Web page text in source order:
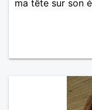
ma tête sur son